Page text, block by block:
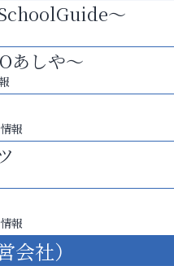
～
あしや～
報
報
社）